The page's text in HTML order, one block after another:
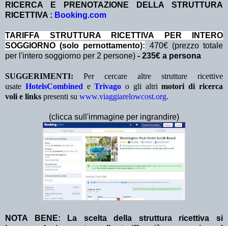
RICERCA E PRENOTAZIONE DELLA STRUTTURA
RICETTIVA : Booking.com
TA RIFFA STRUTTURA RICETTIVA PER INTERO
SOGGIORNO (solo pernottamento): 470€ (prezzo totale
per l'intero soggiorno per 2 persone) - 235€ a persona
SUGGERIMENTI: Per cercare altre strutture ricettive
usate HotelsCombined eTrivago o gli altrimotori di ricerca
voli e links presenti su www.viaggiarelowcost.org.
(clicca sull'immagine per ingrandire)
NOTA BENE: La scelta della struttura ricettiva si